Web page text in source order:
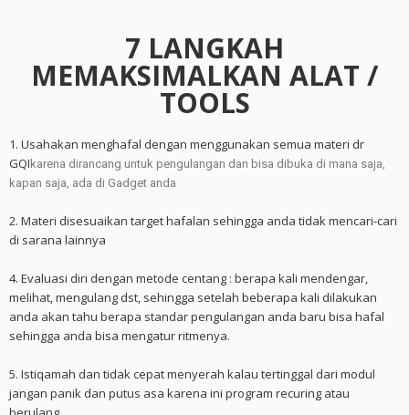
7 LANGKAH
MEMAKSIMALKAN ALAT /
TOOLS
1. Usahakan menghafal dengan menggunakan semua materi dr
GQI karena dirancang untuk pengulangan dan bisa dibuka di mana saja,
kapan saja, ada di Gadget anda ‍
2. Materi disesuaikan target hafalan sehingga anda tidak mencari-cari
di sarana lainnya
4. Evaluasi diri dengan metode centang : berapa kali mendengar,
melihat, mengulang dst, sehingga setelah beberapa kali dilakukan
anda akan tahu berapa standar pengulangan anda baru bisa hafal
sehingga anda bisa mengatur ritmenya.
5. Istiqamah dan tidak cepat menyerah kalau tertinggal dari modul
jangan panik dan putus asa karena ini program recuring atau